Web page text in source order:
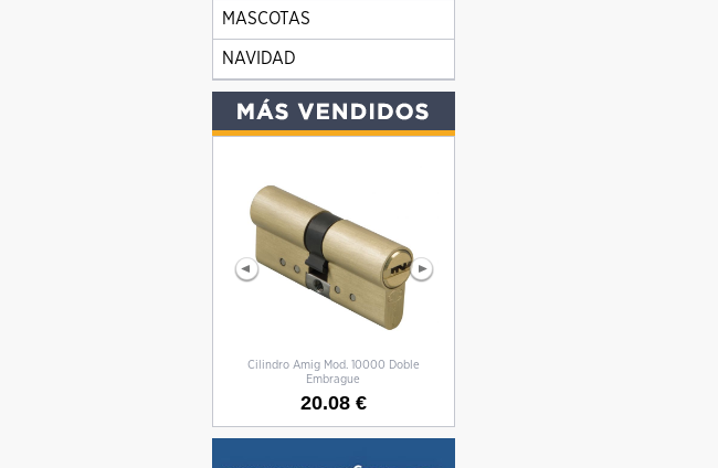
MASCOTAS
NAVIDAD
Cilindro Amig Mod. 10000 Doble
Embrague
20.08 €